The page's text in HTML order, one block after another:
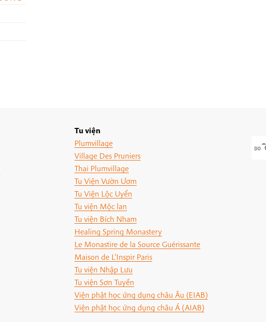
Tu viện
Plumvillage
Village Des Pruniers
Thai Plumvillage
Tu Viện Vườn Ươm
Tu Viện Lộc Uyển
Tu viện Mộc lan
Tu viện Bích Nham
Healing Spring Monastery
Le Monastire de la Source Guérissante
Maison de L'Inspir Paris
Tu viện Nhập Lưu
Tu viện Sơn Tuyền
Viện phật học ứng dụng châu Âu (EIAB)
Viện phật học ứng dụng châu Á (AIAB)